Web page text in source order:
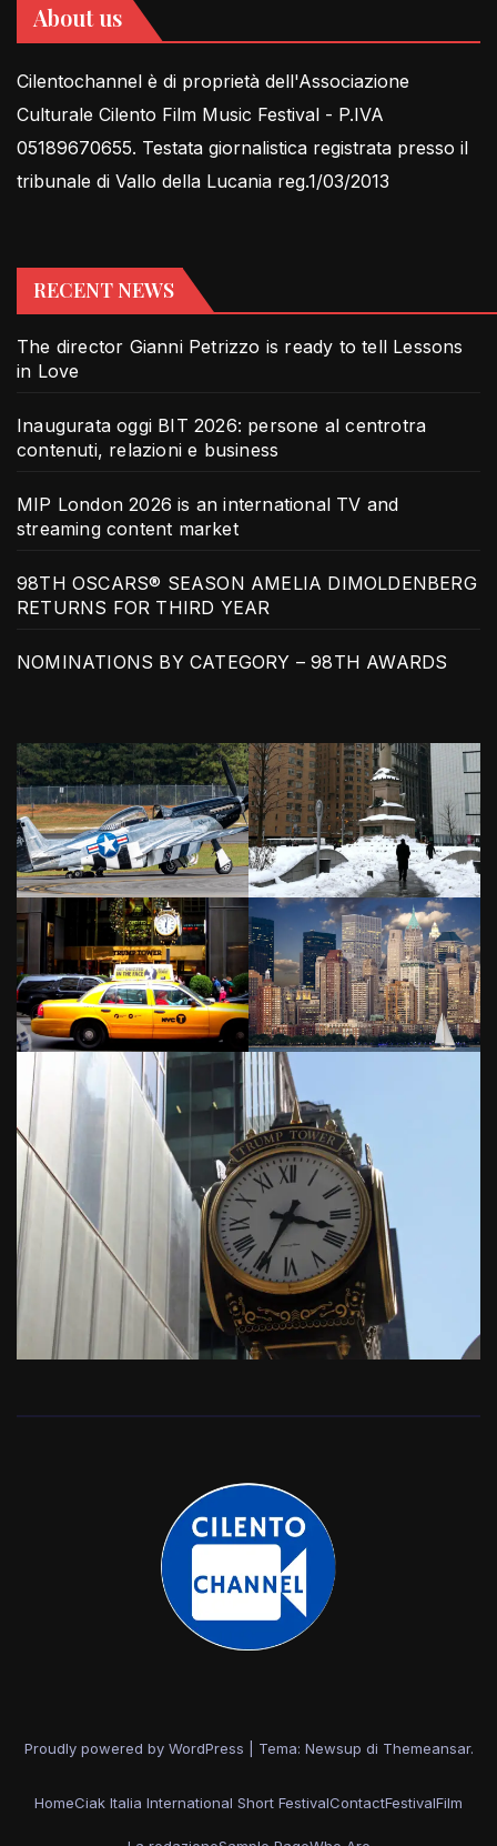
About us
Cilentochannel è di proprietà dell'Associazione
Culturale Cilento Film Music Festival - P.IVA
05189670655. Testata giornalistica registrata presso il
tribunale di Vallo della Lucania reg.1/03/2013
RECENT NEWS
The director Gianni Petrizzo is ready to tell Lessons
in Love
Inaugurata oggi BIT 2026: persone al centrotra
contenuti, relazioni e business
MIP London 2026 is an international TV and
streaming content market
98TH OSCARS® SEASON AMELIA DIMOLDENBERG
RETURNS FOR THIRD YEAR
NOMINATIONS BY CATEGORY – 98TH AWARDS
Proudly powered by WordPress Tema: Newsup di Themeansar.
HomeCiak Italia International Short FestivalContactFestivalFilm